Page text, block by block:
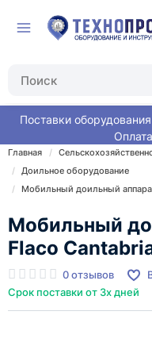
Поставки
Главная
Доильное оборудование
Мобильный доильный
Мобильный
Flaco
0 отзывов
Срок поставки от 3х дней